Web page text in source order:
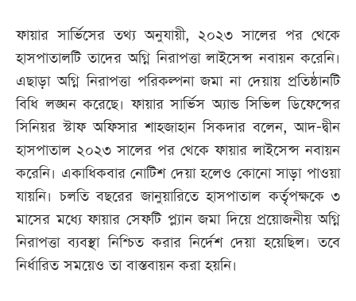
ফায়ার সার্ভিসের তথ্য অনুযায়ী, ২০২৩ সালের পর থেকে
হাসপাতালটি তাদের অগ্নি নিরাপত্তা লাইসেন্স নবায়ন করেনি।
এছাড়া অগ্নি নিরাপত্তা পরিকল্পনা জমা না দেয়ায় প্রতিষ্ঠানটি
বিধি লঙ্ঘন করেছে। ফায়ার সার্ভিস অ্যান্ড সিভিল ডিফেন্সের
সিনিয়র স্টাফ অফিসার শাহজাহান সিকদার বলেন, আদ-দ্বীন
হাসপাতাল ২০২৩ সালের পর থেকে ফায়ার লাইসেন্স নবায়ন
করেনি। একাধিকবার নোটিশ দেয়া হলেও কোনো সাড়া পাওয়া
যায়নি। চলতি বছরের জানুয়ারিতে হাসপাতাল কর্তৃপক্ষকে ৩
মাসের মধ্যে ফায়ার সেফটি প্ল্যান জমা দিয়ে প্রয়োজনীয় অগ্নি
নিরাপত্তা ব্যবস্থা নিশ্চিত করার নির্দেশ দেয়া হয়েছিল। তবে
নির্ধারিত সময়েও তা বাস্তবায়ন করা হয়নি।